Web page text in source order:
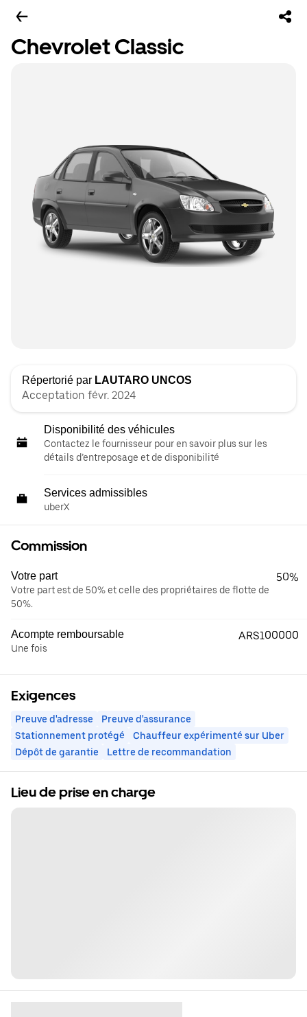
Chevrolet Classic
Répertorié par LAUTARO UNCOS
Acceptation févr. 2024
Disponibilité des véhicules
Contactez le fournisseur pour en savoir plus sur les
détails d’entreposage et de disponibilité
Services admissibles
uberX
Commission
Votre part
Votre part est de 50% et celle des propriétaires de flotte de
50%.
50%
Acompte remboursable
Une fois
ARS100000
Exigences
Preuve d'adresse
Preuve d'assurance
Stationnement protégé
Chauffeur expérimenté sur Uber
Dépôt de garantie
Lettre de recommandation
Lieu de prise en charge